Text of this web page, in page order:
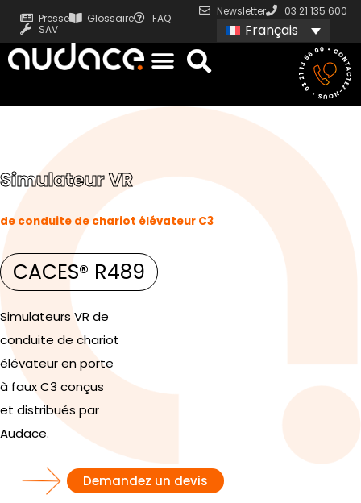
Presse Glossaire
FAQ
SAV
Newsletter 03 21 135 600
Français
Simulateur VR
de conduite de chariot élévateur C3
CACES® R489
Simulateurs VR de
conduite de chariot
élévateur en porte
à faux C3 conçus
et distribués par
Audace.
Demandez un devis